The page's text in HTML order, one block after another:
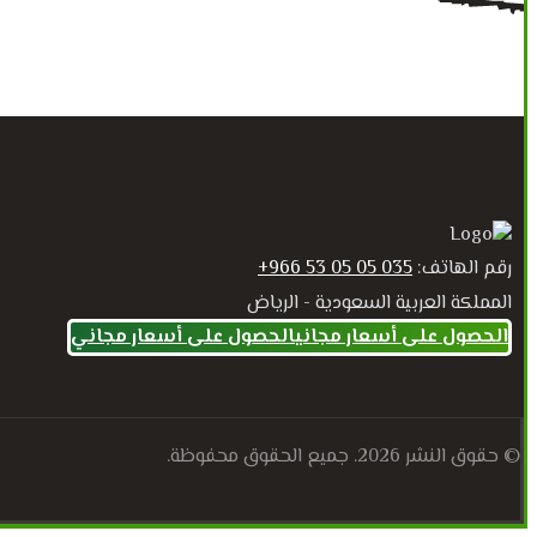
رقم الهاتف: 035 05 05 53 966+
المملكة العربية السعودية - الرياض
الحصول على أسعار مجانيالحصول على أسعار مجاني
© حقوق النشر 2026. جميع الحقوق محفوظة.